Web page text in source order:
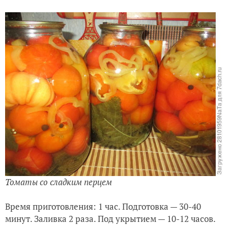
Томаты со сладким перцем
Время приготовления: 1 час. Подготовка — 30-40
минут. Заливка 2 раза. Под укрытием — 10-12 часов.